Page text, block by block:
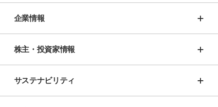
企業情報
株主・投資家情報
サステナビリティ